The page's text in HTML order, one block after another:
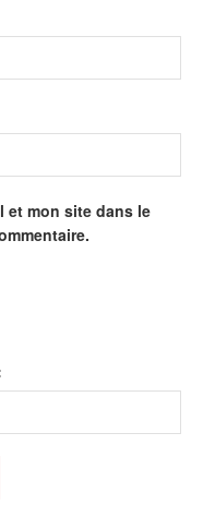
et mon site dans le